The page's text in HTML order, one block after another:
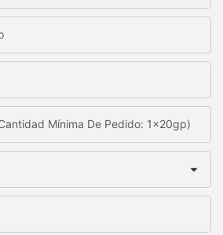
Mínima De Pedido: 1x20gp)